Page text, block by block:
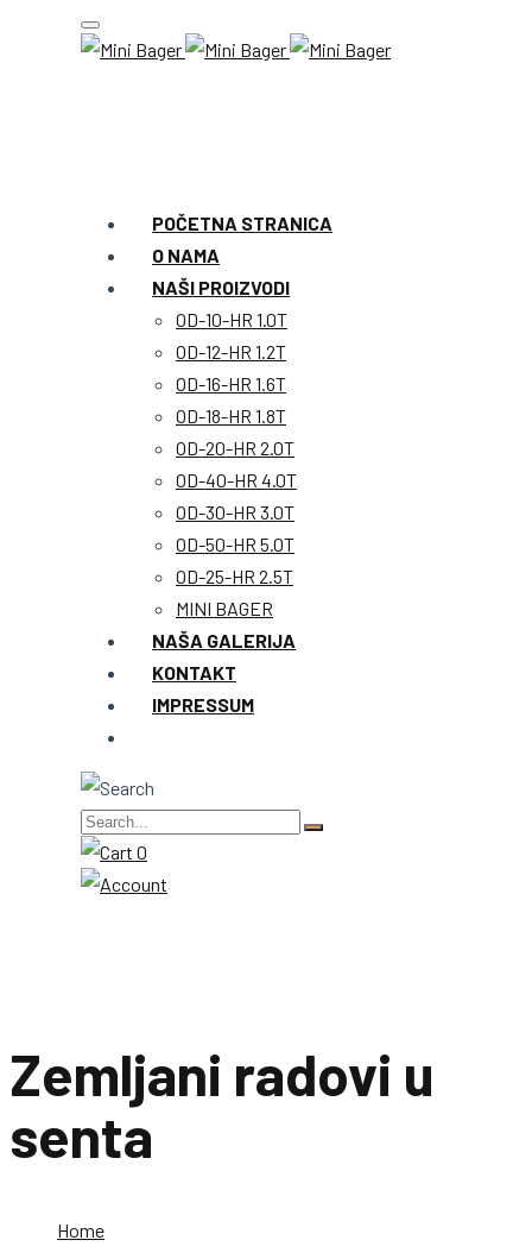
POČETNA STRANICA
O NAMA
NAŠI PROIZVODI
OD-10-HR 1.0T
OD-12-HR 1.2T
OD-16-HR 1.6T
OD-18-HR 1.8T
OD-20-HR 2.0T
OD-40-HR 4.0T
OD-30-HR 3.0T
OD-50-HR 5.0T
OD-25-HR 2.5T
MINI BAGER
NAŠA GALERIJA
KONTAKT
IMPRESSUM
0
Zemljani radovi u
senta
Home